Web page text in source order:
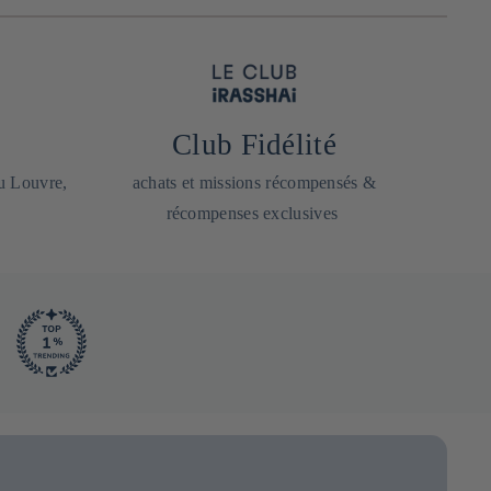
Louvre,
Club Fidélité
achats et missions récompensés &
récompenses exclusives